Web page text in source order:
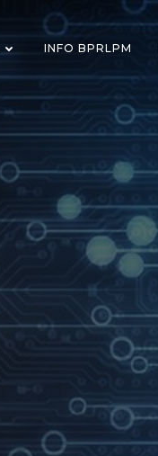
INFO BPRLPM